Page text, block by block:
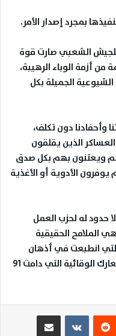
بمجرد إصدار الأمر.
للجيش الشعبي صارت قوة
أزمة الوباء الرهيبة،
الشيوعية الجميلة بكل
وأحفادنا دون تكلف،
الذين يقلقون
ويعتنون بهم بكل صدق
الأدوية أو الأغذية
حدود له لحزب العمل
الملامح الحقيقية
انطبعت في أذهان
سكان العاصمة بيونغ يانغ في فترة المعارك الوقائية التي دامت 91
مشاركة عبر البريد